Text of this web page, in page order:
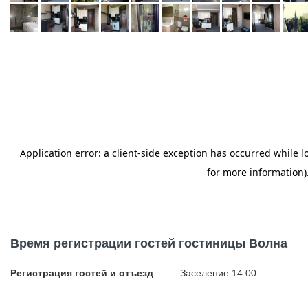
Время регистрации гостей гостиницы Волна
Регистрация гостей и отъезд Заселение 14:00